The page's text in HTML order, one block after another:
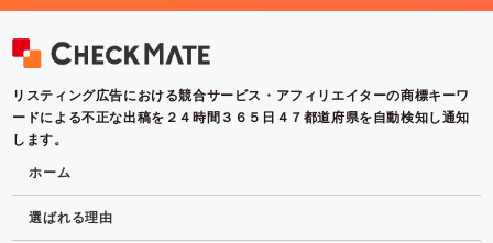
リスティング広告における競合サービス・アフィリエイターの商標キーワ
ードによる不正な出稿を２４時間３６５日４７都道府県を自動検知し通知
します。
ホーム
選ばれる理由